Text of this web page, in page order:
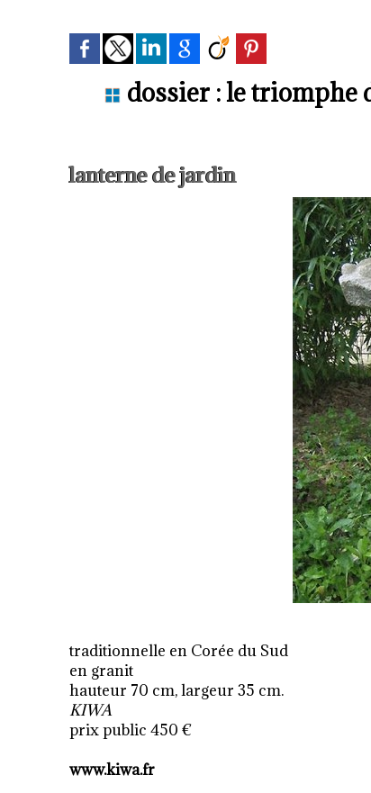
dossier : le triomphe
lanterne de jardin
traditionnelle en Corée du Sud
en granit
hauteur 70 cm, largeur 35 cm.
KIWA
prix public 450 €
www.kiwa.fr